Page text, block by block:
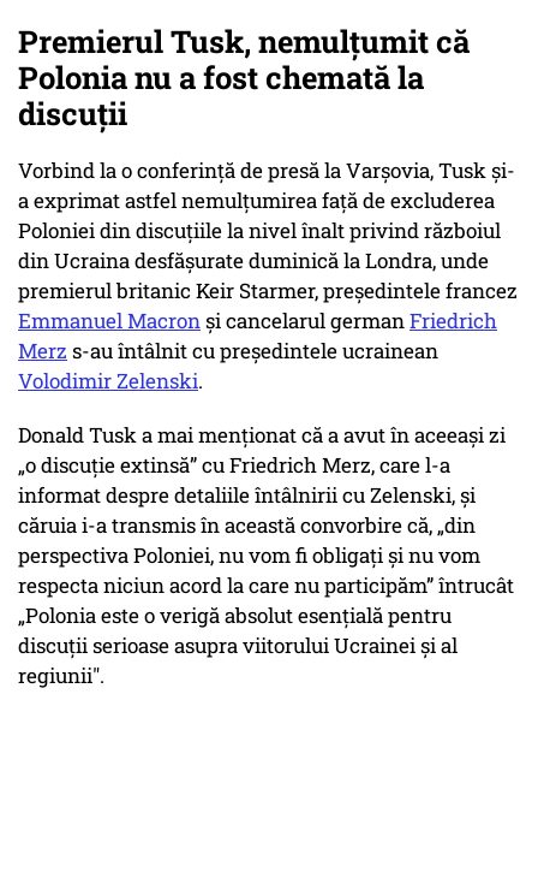
Premierul Tusk, nemulțumit că
Polonia nu a fost chemată la
discuții
Vorbind la o conferinţă de presă la Varşovia, Tusk şi-
a exprimat astfel nemulţumirea faţă de excluderea
Poloniei din discuţiile la nivel înalt privind războiul
din Ucraina desfăşurate duminică la Londra, unde
premierul britanic Keir Starmer, preşedintele francez
Emmanuel Macronşi cancelarul germanFriedrich
Merz s-au întâlnit cu preşedintele ucrainean
Volodimir Zelenski.
Donald Tusk a mai menţionat că a avut în aceeaşi zi
„o discuţie extinsă” cu Friedrich Merz, care l-a
informat despre detaliile întâlnirii cu Zelenski, şi
căruia i-a transmis în această convorbire că, „din
perspectiva Poloniei, nu vom fi obligaţi şi nu vom
respecta niciun acord la care nu participăm” întrucât
„Polonia este o verigă absolut esenţială pentru
discuţii serioase asupra viitorului Ucrainei şi al
regiunii".